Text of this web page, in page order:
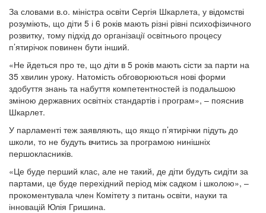
За словами в.о. міністра освіти Сергія Шкарлета, у відомстві
розуміють, що діти 5 і 6 років мають різні рівні психофізичного
розвитку, тому підхід до організації освітнього процесу
п’ятирічок повинен бути інший.
«Не йдеться про те, що діти в 5 років мають сісти за парти на
35 хвилин уроку. Натомість обговорюються нові форми
здобуття знань та набуття компетентностей із подальшою
зміною державних освітніх стандартів і програм», – пояснив
Шкарлет.
У парламенті теж заявляють, що якщо п’ятирічки підуть до
школи, то не будуть вчитись за програмою нинішніх
першокласників.
«Це буде перший клас, але не такий, де діти будуть сидіти за
партами, це буде перехідний період між садком і школою», –
прокоментувала член Комітету з питань освіти, науки та
інновацій Юлія Гришина.